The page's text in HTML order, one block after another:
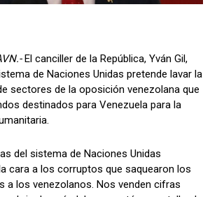
El canciller de la República, Yván Gil,
de Naciones Unidas pretende lavar la
sectores de la oposición venezolana que
destinados para Venezuela para la
del sistema de Naciones Unidas
cara a los corruptos que saquearon los
a los venezolanos. Nos venden cifras